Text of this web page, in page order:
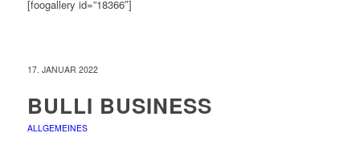
[foogallery id=”18366″]
17. JANUAR 2022
BULLI BUSINESS
ALLGEMEINES